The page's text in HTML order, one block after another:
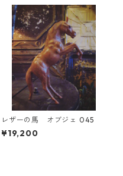
レザーの馬 オブジェ 045
¥19,200